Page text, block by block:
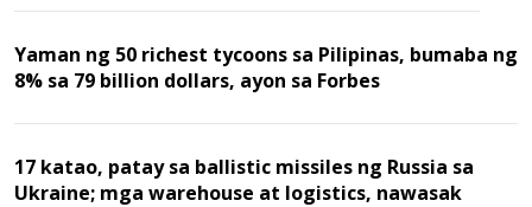
Yaman ng 50 richest tycoons sa Pilipinas, bumaba ng
8% sa 79 billion dollars, ayon sa Forbes
17 katao, patay sa ballistic missiles ng Russia sa
Ukraine; mga warehouse at logistics, nawasak